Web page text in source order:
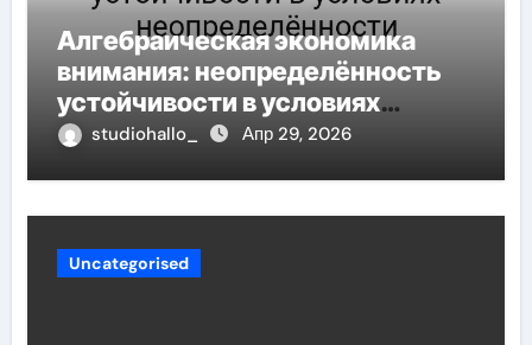
Алгебраическая экономика
внимания: неопределённость
устойчивости в условиях
неопределённости
studiohallo_ Апр 29, 2026
Uncategorised